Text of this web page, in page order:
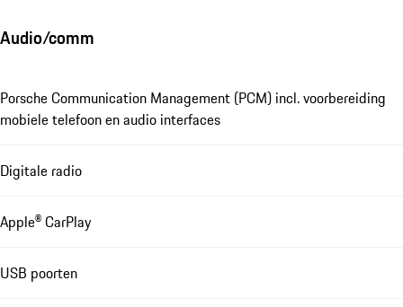
Audio/comm
Porsche Communication Management (PCM) incl. voorbereiding
mobiele telefoon en audio interfaces
Digitale radio
Apple® CarPlay
USB poorten